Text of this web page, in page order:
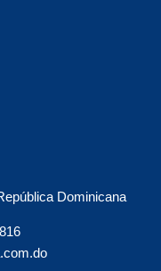
Dominicana